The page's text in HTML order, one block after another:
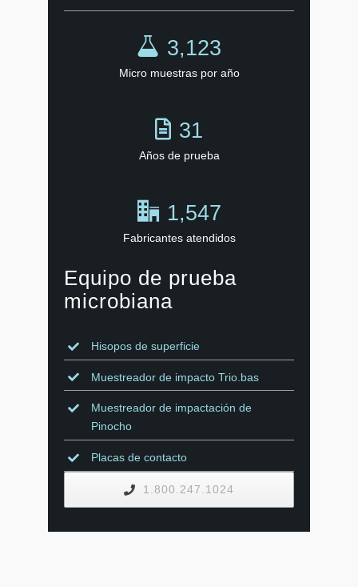
3,123
Micro muestras por año
31
Años de prueba
1,547
Fabricantes atendidos
Equipo de prueba
microbiana
Hisopos de superficie
Muestreador de impacto Trio.bas
Muestreador de impactación de
Pinocho
Placas de contacto
1.800.247.1024